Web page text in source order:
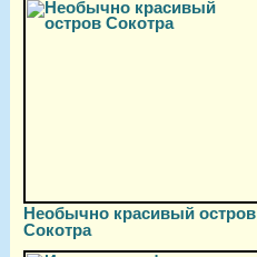
Необычно красивый остров
Сокотра